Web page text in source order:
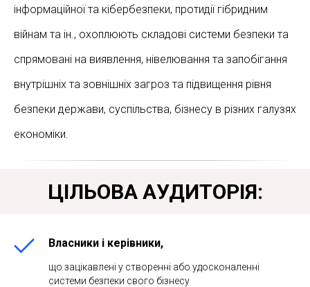
інформаційної та кібербезпеки, протидії гібридним
війнам та ін., охоплюють складові системи безпеки та
спрямовані на виявлення, нівелювання та запобігання
внутрішніх та зовнішніх загроз та підвищення рівня
безпеки держави, суспільства, бізнесу в різних галузях
економіки.
ЦІЛЬОВА АУДИТОРІЯ:
Власники і керівники,
що зацікавлені у створенні або удосконаленні
системи безпеки свого бізнесу